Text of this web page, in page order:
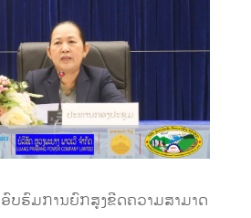
ບຮົມການຍົກສູງຂີດຄວາມສາມາດ